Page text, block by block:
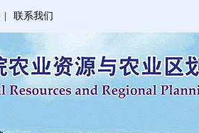
联系我们